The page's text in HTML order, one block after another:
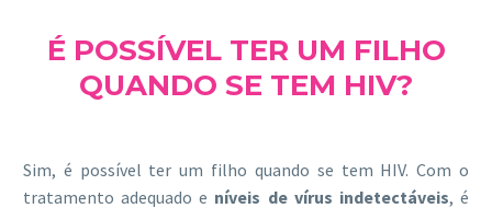
É POSSÍVEL TER UM FILHO
QUANDO SE TEM HIV?
Sim, é possível ter um filho quando se tem HIV. Com o
tratamento adequado e níveis de vírus indetectáveis, é